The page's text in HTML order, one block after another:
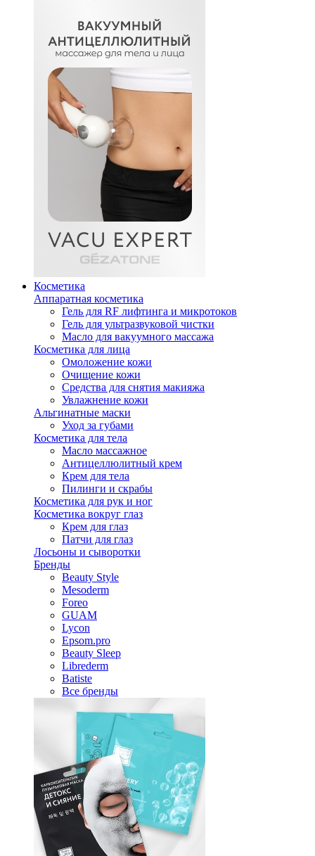
Косметика
Аппаратная косметика
Гель для RF лифтинга и микротоков
Гель для ультразвуковой чистки
Масло для вакуумного массажа
Косметика для лица
Омоложение кожи
Очищение кожи
Средства для снятия макияжа
Увлажнение кожи
Альгинатные маски
Уход за губами
Косметика для тела
Масло массажное
Антицеллюлитный крем
Крем для тела
Пилинги и скрабы
Косметика для рук и ног
Косметика вокруг глаз
Крем для глаз
Патчи для глаз
Лосьоны и сыворотки
Бренды
Beauty Style
Mesoderm
Foreo
GUAM
Lycon
Epsom.pro
Beauty Sleep
Librederm
Batiste
Все бренды